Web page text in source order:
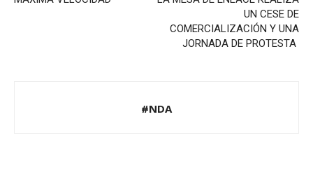
UN CESE DE
COMERCIALIZACIÓN Y UNA
JORNADA DE PROTESTA
#NDA